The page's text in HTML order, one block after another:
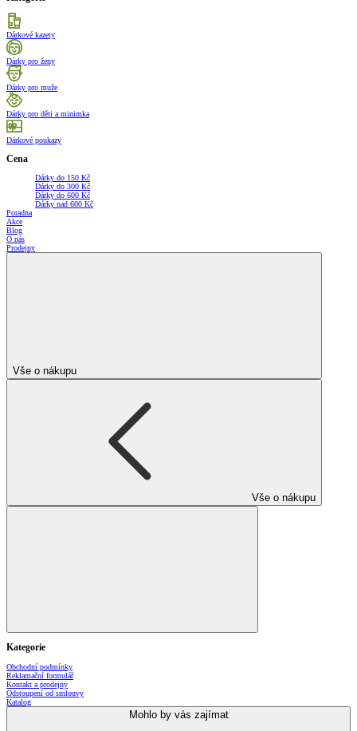
Dárkové kazety
Dárky pro ženy
Dárky pro muže
Dárky pro děti a minimka
Dárkové poukazy
Cena
Dárky do 150 Kč
Dárky do 300 Kč
Dárky do 600 Kč
Dárky nad 600 Kč
Poradna
Akce
Blog
O nás
Prodejny
Vše o nákupu
Vše o nákupu
Kategorie
Obchodní podmínky
Reklamační formulář
Kontakt a prodejny
Odstoupení od smlouvy
Katalog
Mohlo by vás zajímat